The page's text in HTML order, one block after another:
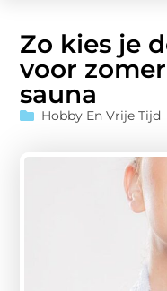
Zo kies je
voor
sauna
Hobby En Vrije Tijd